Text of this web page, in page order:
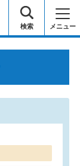
検索 メニュー